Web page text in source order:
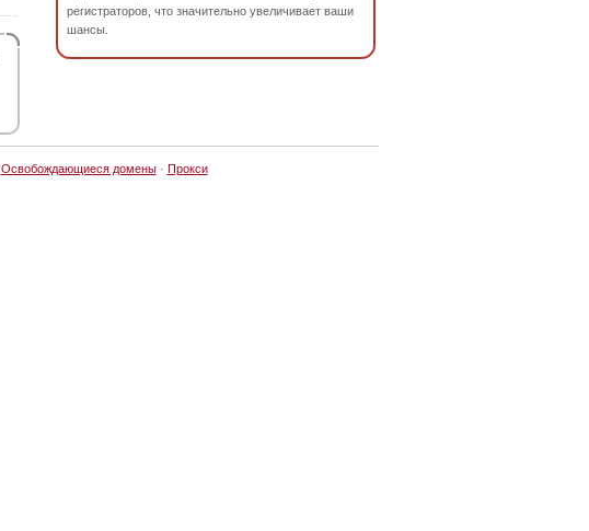
регистраторов, что значительно увеличивает ваши
шансы.
Освобождающиеся домены· Прокси